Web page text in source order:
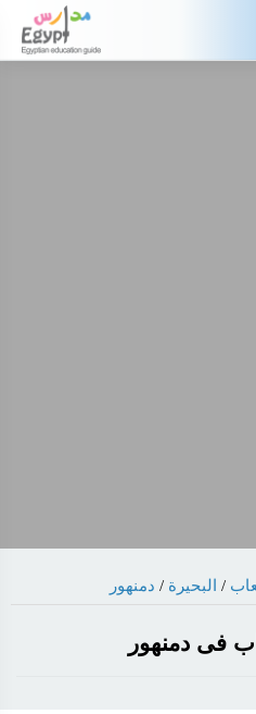
/ البحيرة / دمنهور
فى دمنهور